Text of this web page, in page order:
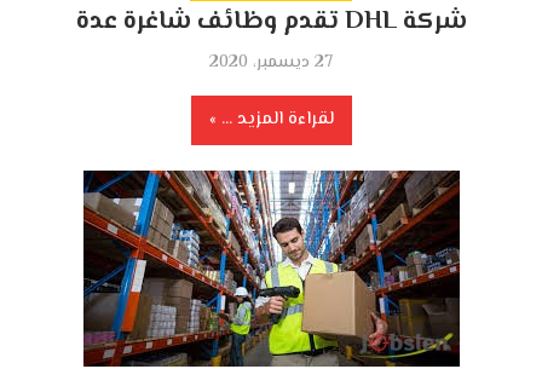
شركة DHL تقدم وظائف شاغرة عدة
27 ديسمبر، 2020
لقراءة المزيد ...